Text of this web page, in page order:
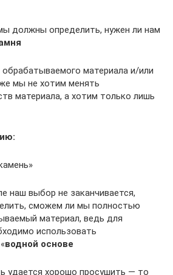
должны определить, нужен ли нам
обрабатываемого материала и/или
мы не хотим менять
материала, а хотим только лишь
наш выбор не заканчивается,
сможем ли мы полностью
материал, ведь для
использовать
водной основе
удается хорошо просушить — то